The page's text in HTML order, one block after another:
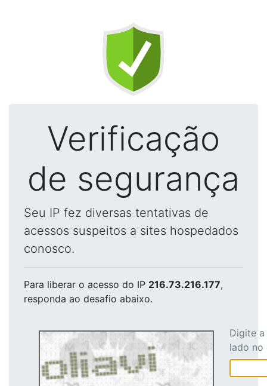
Verificação
de segurança
Seu IP fez diversas tentativas de
acessos suspeitos a sites hospedados
conosco.
Para liberar o acesso do IP 216.73.216.177,
responda ao desafio abaixo.
Digite
lado no